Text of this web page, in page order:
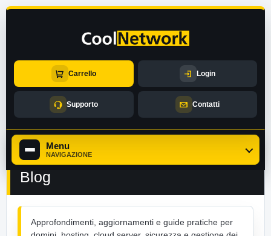
Carrello Login
Supporto Contatti
Menu
NAVIGAZIONE
Blog
Approfondimenti, aggiornamenti e guide pratiche per